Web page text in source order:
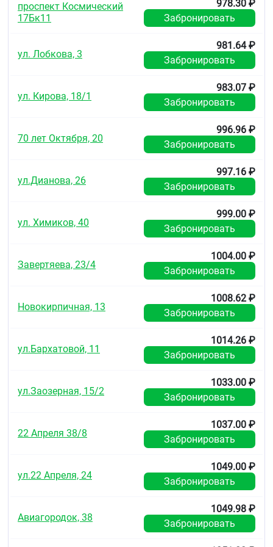
стороне и фаской.
Круглые, слегка двояковыпуклые таблетки,
покрытые плёночной оболочкой розового с
одной стороне и фаской.
Таблетки 2,5 мг + 8 мг + 10 мг:
Круглые, слегка двояковыпуклые таблетки,
покрытые плёночной оболочкой светло-розового
цвета, с гравировкой PIR3 на одной стороне и
Таблетки 2,5 мг + 8 мг + 20 мг:
Круглые, слегка двояковыпуклые таблетки,
покрытые плёночной оболочкой бледно-розовато-
коричневого цвета, с гравировкой PIR4 на одной
Код АТХ
Фармакологические свойства
Роксатенз-инда — комбинированный препарат,
содержащий периндоприл — ингибитор
индапамид — тиазидоподобный диуретик и
розувастатин — селективный, конкурентный
ингибитор ГМГ-КоА-редуктазы (статин). Механизм
фармакологических свойствах каждого из
действующих веществ и аддитивного
синергического действия периндоприла и
Механизм действия
Индапамид относится к производным
сульфонамида, по фармакологическим свойствам
проспект Космический
17Бк11
978.30 ₽
Забронировать
ул. Лобкова, 3
981.64 ₽
Забронировать
ул. Кирова, 18/1
983.07 ₽
Забронировать
70 лет Октября, 20
996.96 ₽
Забронировать
ул.Дианова, 26
997.16 ₽
Забронировать
ул. Химиков, 40
999.00 ₽
Забронировать
Завертяева, 23/4
1004.00 ₽
Забронировать
Новокирпичная, 13
1008.62 ₽
Забронировать
ул.Бархатовой, 11
1014.26 ₽
Забронировать
ул.Заозерная, 15/2
1033.00 ₽
Забронировать
22 Апреля 38/8
1037.00 ₽
Забронировать
ул.22 Апреля, 24
1049.00 ₽
Забронировать
Авиагородок, 38
1049.98 ₽
Забронировать